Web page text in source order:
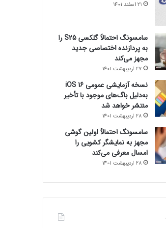
21 اسفند 1401
سامسونگ احتمالاً گلکسی S25 را
به پردازنده اختصاصی جدید
مجهز می‌کند
27 اردیبهشت 1401
نسخه آزمایشی عمومی iOS 16
به‌دلیل باگ‌های موجود با تأخیر
منتشر خواهد شد
28 اردیبهشت 1401
سامسونگ احتمالاً اولین گوشی
مجهز به نمایشگر کشویی را
امسال معرفی می‌کند
28 اردیبهشت 1401